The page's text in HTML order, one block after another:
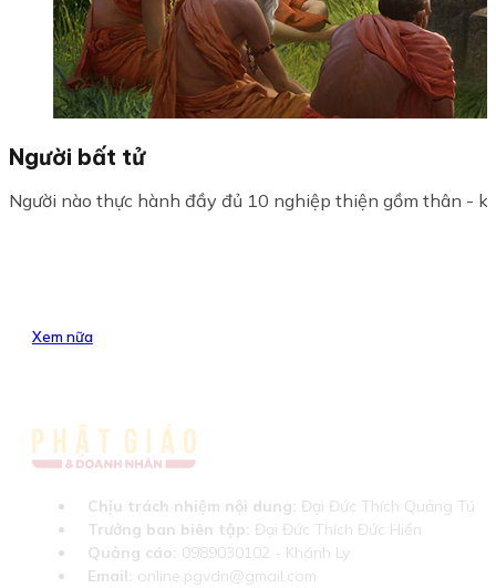
Người bất tử
Người nào thực hành đầy đủ 10 nghiệp thiện gồm thân -
Xem nữa
Chịu trách nhiệm nội dung: Đại Đức Thích Quảng Tú
Trưởng ban biên tập: Đại Đức Thích Đức Hiển
Quảng cáo: 0989030102 - Khánh Ly
Email: online.pgvdn@gmail.com